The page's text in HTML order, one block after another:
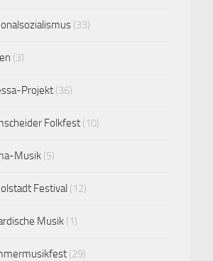
(33)
(3)
Projekt (36)
Folkfest (10)
Musik (5)
Festival (12)
Musik (1)
(29)